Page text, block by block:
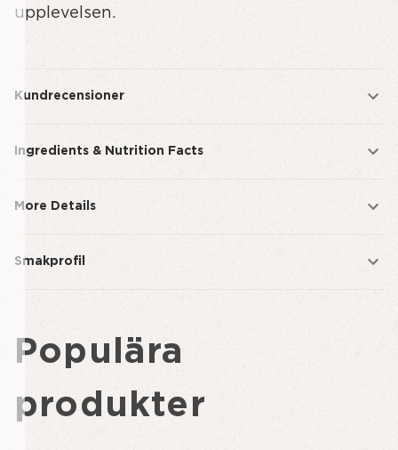
upplevelsen.
Kundrecensioner
Ingredients & Nutrition Facts
More Details
Smakprofil
Populära
produkter